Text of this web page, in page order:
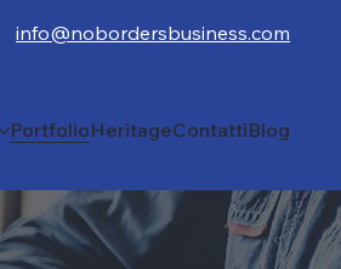
info@nobordersbusiness.com
PortfolioHeritageContattiBlog